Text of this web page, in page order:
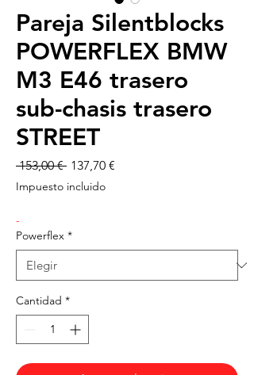
Pareja Silentblocks
POWERFLEX BMW
M3 E46 trasero
sub-chasis trasero
STREET
153,00 € Precio
137,70 €
Impuesto incluido
-
Powerflex *
Cantidad *